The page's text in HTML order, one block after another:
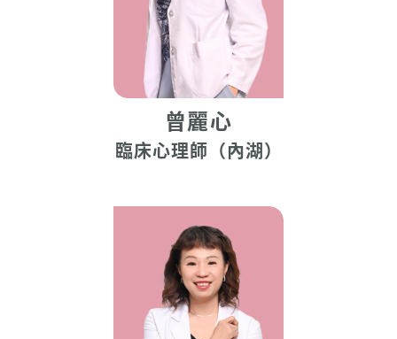
曾麗心
臨床心理師（內湖）